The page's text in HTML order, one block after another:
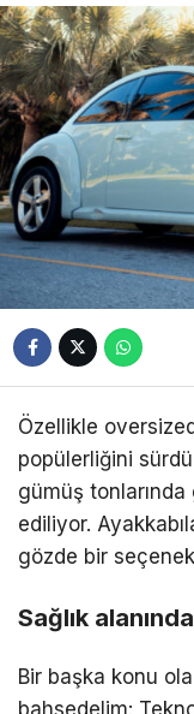
Özellikle
popülerliğini
gümüş
ediliyor.
gözde bir
Sağlık
Bir başka konu
bahsedelim: